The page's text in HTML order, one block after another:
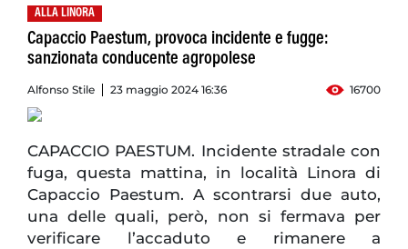
ALLA LINORA
Capaccio Paestum, provoca incidente e fugge:
sanzionata conducente agropolese
Alfonso Stile 23 maggio 2024 16:36 16700
CAPACCIO PAESTUM. Incidente stradale con
fuga, questa mattina, in località Linora di
Capaccio Paestum. A scontrarsi due auto,
una delle quali, però, non si fermava per
verificare l’accaduto e rimanere a